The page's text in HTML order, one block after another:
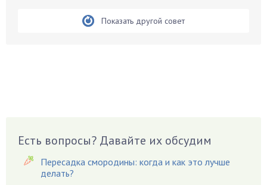
Виноград
Вишня
Вредители
Показать другой совет
Есть вопросы? Давайте их обсудим
Пересадка смородины: когда и как это лучше
делать?